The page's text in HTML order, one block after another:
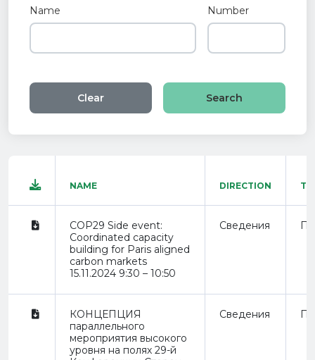
Name Number
Clear
NAME DIRECTION
COP29 Side event:
Coordinated capacity
building for Paris aligned
carbon markets
15.11.2024 9:30 – 10:50
Сведения
КОНЦЕПЦИЯ
параллельного
мероприятия высокого
уровня на полях 29-й
Сведения